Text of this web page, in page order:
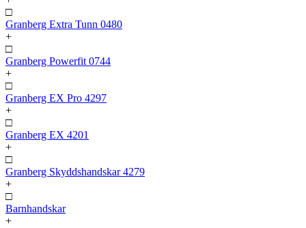
□
Granberg Extra Tunn 0480
+
□
Granberg Powerfit 0744
+
□
Granberg EX Pro 4297
+
□
Granberg EX 4201
+
□
Granberg Skyddshandskar 4279
+
□
Barnhandskar
+